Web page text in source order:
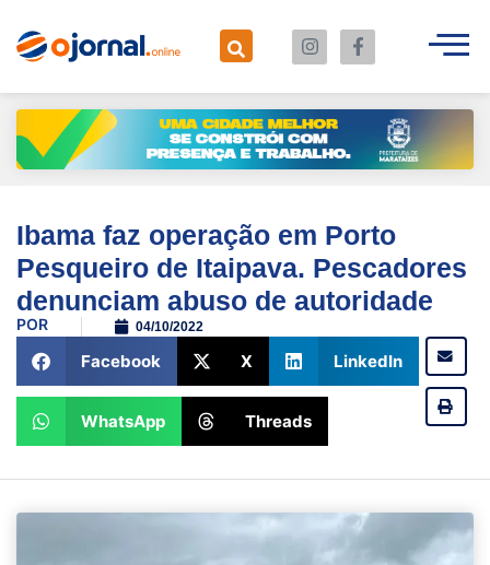
Ibama faz operação em Porto
Pesqueiro de Itaipava. Pescadores
denunciam abuso de autoridade
POR 04/10/2022
Facebook X LinkedIn
WhatsApp Threads